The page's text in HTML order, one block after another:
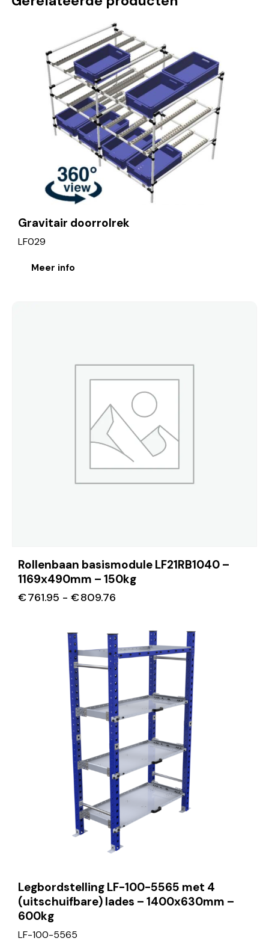
Gravitair doorrolrek
LF029
Meer info
Rollenbaan basismodule LF21RB1040 –
1169x490mm – 150kg
€761.95 - €809.76
Legbordstelling LF-100-5565 met 4
(uitschuifbare) lades – 1400x630mm –
600kg
LF-100-5565